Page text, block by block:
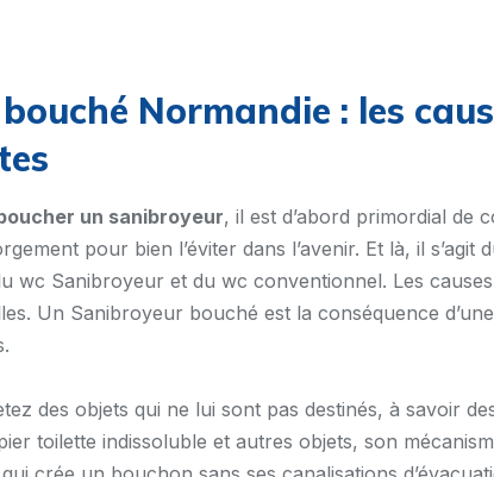
Normandie : les
un sanibroyeur, il est d’abord primordial de
pour bien l’éviter dans l’avenir. Et là, il s’agit
wc Sanibroyeur et du wc conventionnel. Les
Un Sanibroyeur bouché est la conséquence
des objets qui ne lui sont pas destinés, à savoir
toilette indissoluble et autres objets, son